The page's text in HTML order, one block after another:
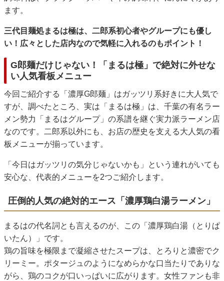
ます。
三代目麺処まるは極は、二郎系初心者やグループにも優し
い！広々とした店内なので気軽に入れるのもポイント！
G郎麺だけじゃない！「まるは極」で絶対に外せな
い人気看板メニュー
今回ご紹介する「濃厚G郎麺」はガッツリ系好きに大人気で
すが、調べたところ、実は「まるは極」は、千葉の有名ラー
メン勢力「まるはグループ」の系譜を継ぐ実力派ラーメン店
なのです。二郎系以外にも、お店の歴史を支える大人気の看
板メニューが揃っています。
「今日はガッツリの気分じゃないかも」という連れがいても
安心な、代表的メニューを2つご紹介します。
圧倒的人気の絶対的エース「濃厚鶏白湯ラーメン」
まるはの代名詞とも言えるのが、この「濃厚鶏白湯（とりぱ
いたん）」です。
鶏の旨味を極限まで凝縮させたスープは、とろりと濃密でク
リーミー。ポタージュのようになめらかな口当たりでありな
がら、鶏のコクが口いっぱいに広がります。女性ファンも非